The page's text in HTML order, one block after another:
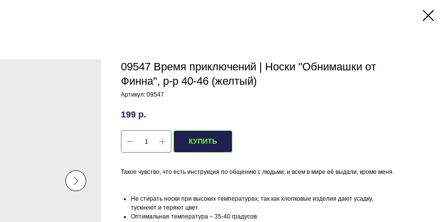
09547 Время приключений | Носки "Обнимашки от
Финна", р-р 40-46 (желтый)
Артикул: 09547
199 р.
КУПИТЬ
Такое чувство, что есть инструкция по общению с людьми, и всем в мире её выдали, кроме меня.
Не стирать носки при высоких температурах, так как хлопковые изделия дают усадку,
тускнеют и теряют цвет.
Оптимальная температура – 35-40 градусов.